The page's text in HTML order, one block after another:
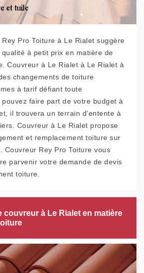
Pro Toiture à Le Rialet suggère
à petit prix en matière de
Couvreur à Le Rialet à Le Rialet à
changements de toiture
à tarif défiant toute
faire part de votre budget à
il trouvera un terrain d’entente à
Couvreur à Le Rialet propose
et remplacement toiture sur
Couvreur Rey Pro Toiture vous
parvenir votre demande de devis
toiture.
couvreur à Le Rialet en matière